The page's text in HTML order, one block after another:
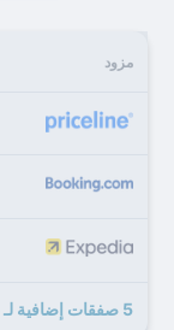
مزود
5 صفقات إضافية لـ بيد آند بريكفاست فيفا نابولي